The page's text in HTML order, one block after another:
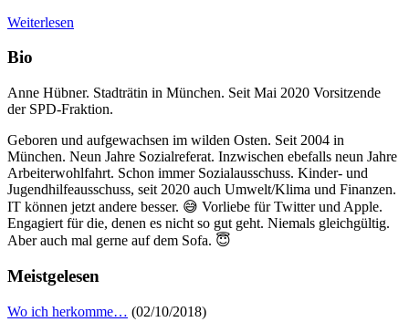
Weiterlesen
Bio
Anne Hübner. Stadträtin in München. Seit Mai 2020 Vorsitzende
der SPD-Fraktion.
Geboren und aufgewachsen im wilden Osten. Seit 2004 in
München. Neun Jahre Sozialreferat. Inzwischen ebefalls neun Jahre
Arbeiterwohlfahrt. Schon immer Sozialausschuss. Kinder- und
Jugendhilfeausschuss, seit 2020 auch Umwelt/Klima und Finanzen.
IT können jetzt andere besser. 😅 Vorliebe für Twitter und Apple.
Engagiert für die, denen es nicht so gut geht. Niemals gleichgültig.
Aber auch mal gerne auf dem Sofa. 😇
Meistgelesen
Wo ich herkomme… (02/10/2018)